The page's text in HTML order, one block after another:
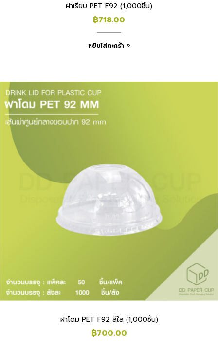
ฝาเรียบ PET F92 (1,000ชิ้น)
฿718.00
หยิบใส่ตะกร้า
ฝาโดม PET F92 สีใส (1,000ชิ้น)
฿700.00